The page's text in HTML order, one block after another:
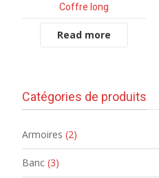
Coffre long
Read more
Catégories de produits
Armoires (2)
Banc (3)